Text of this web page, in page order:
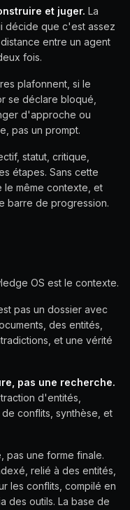
et juger. La
décide que c'est assez
entre un agent
fois.
plafonnent, si le
se déclare bloqué,
d'approche ou
pas un prompt.
statut, critique,
étapes. Sans cette
le même contexte, et
barre de progression.
OS est le contexte.
pas un dossier avec
des entités,
et une vérité
pas une recherche.
d'entités,
conflits, synthèse, et
pas une forme finale.
relié à des entités,
les conflits, compilé en
des outils. La base de